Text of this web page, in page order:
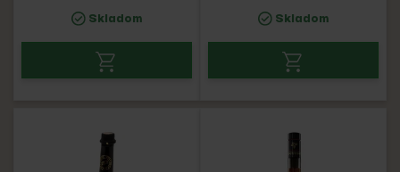
Skladom Skladom